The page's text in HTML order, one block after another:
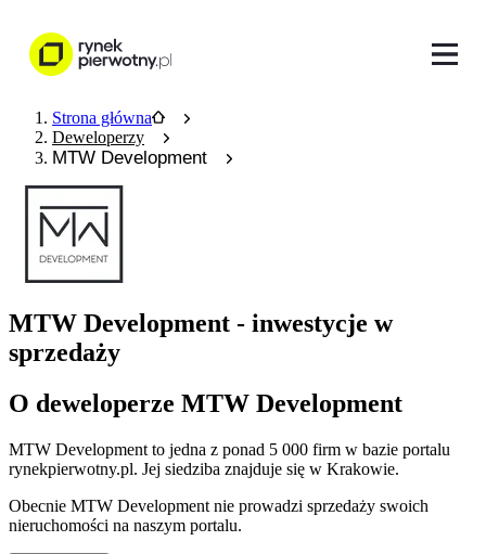
Strona główna
Deweloperzy
MTW Development
MTW Development - inwestycje w
sprzedaży
O deweloperze MTW Development
MTW Development to jedna z ponad 5 000 firm w bazie portalu
rynekpierwotny.pl. Jej siedziba znajduje się w Krakowie.
Obecnie MTW Development nie prowadzi sprzedaży swoich
nieruchomości na naszym portalu.